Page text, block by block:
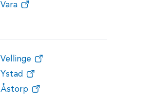
Vara
Vellinge
Ystad
Åstorp